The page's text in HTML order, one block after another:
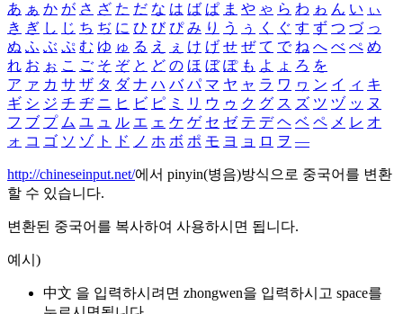
あ ぁ か が さ ざ た だ な は ば ぱ ま や ゃ ら わ ゎ ん い ぃ
き ぎ し じ ち ぢ に ひ び ぴ み り う ぅ く ぐ す ず つ づ っ
ぬ ふ ぶ ぷ む ゆ ゅ る え ぇ け げ せ ぜ て で ね へ べ ぺ め
れ お ぉ こ ご そ ぞ と ど の ほ ぼ ぽ も よ ょ ろ を
ア ァ カ サ ザ タ ダ ナ ハ バ パ マ ヤ ャ ラ ワ ヮ ン イ ィ キ
ギ シ ジ チ ヂ ニ ヒ ビ ピ ミ リ ウ ゥ ク グ ス ズ ツ ヅ ッ ヌ
フ ブ プ ム ユ ュ ル エ ェ ケ ゲ セ ゼ テ デ ヘ ベ ペ メ レ オ
ォ コ ゴ ソ ゾ ト ド ノ ホ ボ ポ モ ヨ ョ ロ ヲ ―
http://chineseinput.net/에서 pinyin(병음)방식으로 중국어를 변환
할 수 있습니다.
변환된 중국어를 복사하여 사용하시면 됩니다.
예시)
中文 을 입력하시려면 zhongwen을 입력하시고 space를